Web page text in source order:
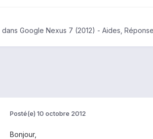
dans Google Nexus 7 (2012) - Aides,
Posté(e) 10 octobre 2012
Bonjour,